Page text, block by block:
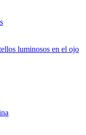
luminosos en el ojo